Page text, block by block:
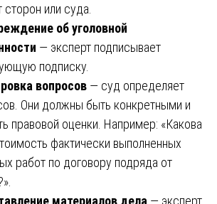
сторон или суда.
об уголовной
— эксперт подписывает
подписку.
вопросов — суд определяет
Они должны быть конкретными и
правовой оценки. Например: «Какова
фактически выполненных
работ по договору подряда от
материалов дела — эксперт